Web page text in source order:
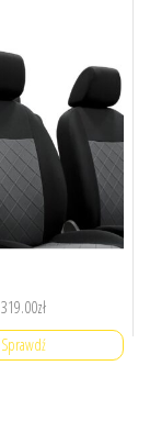
319.00zł
Sprawdź